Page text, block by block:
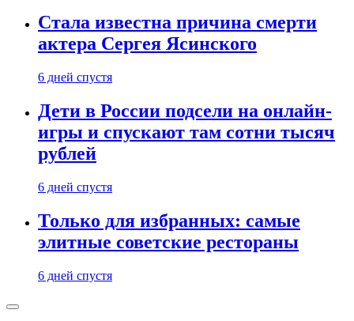
Стала известна причина смерти
актера Сергея Ясинского
6 дней спустя
Дети в России подсели на онлайн-
игры и спускают там сотни тысяч
рублей
6 дней спустя
Только для избранных: самые
элитные советские рестораны
6 дней спустя